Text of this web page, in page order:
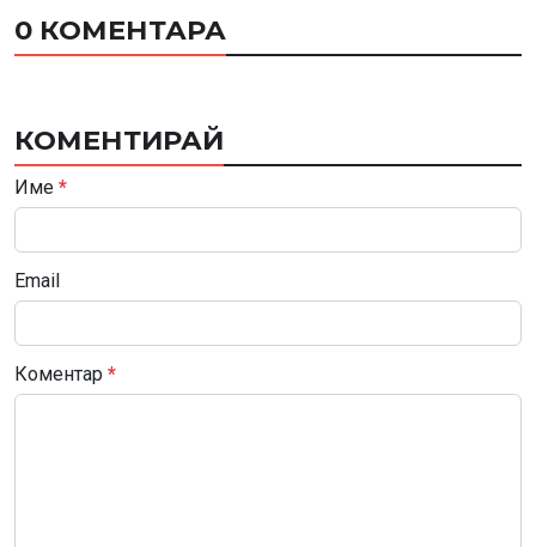
0 КОМЕНТАРА
КОМЕНТИРАЙ
Име *
Email
Коментар *